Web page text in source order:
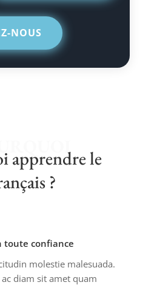
NOUS
apprendre le
?
toute confiance
molestie malesuada.
diam sit amet quam